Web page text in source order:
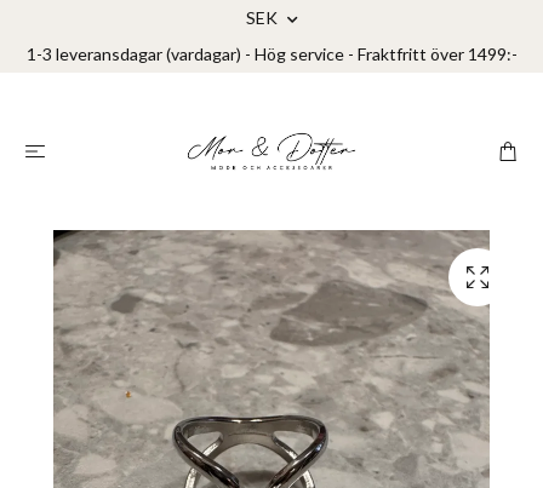
SEK
1-3 leveransdagar (vardagar) - Hög service - Fraktfritt över 1499:-